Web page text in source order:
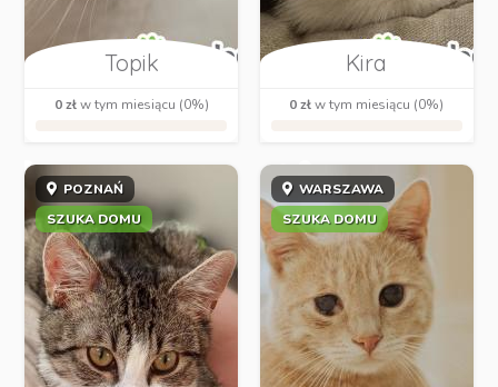
Topik
0 złw tym miesiącu (0%)
Kira
0 złw tym miesiącu (0%)
POZNAŃ
SZUKA DOMU
WARSZAWA
SZUKA DOMU